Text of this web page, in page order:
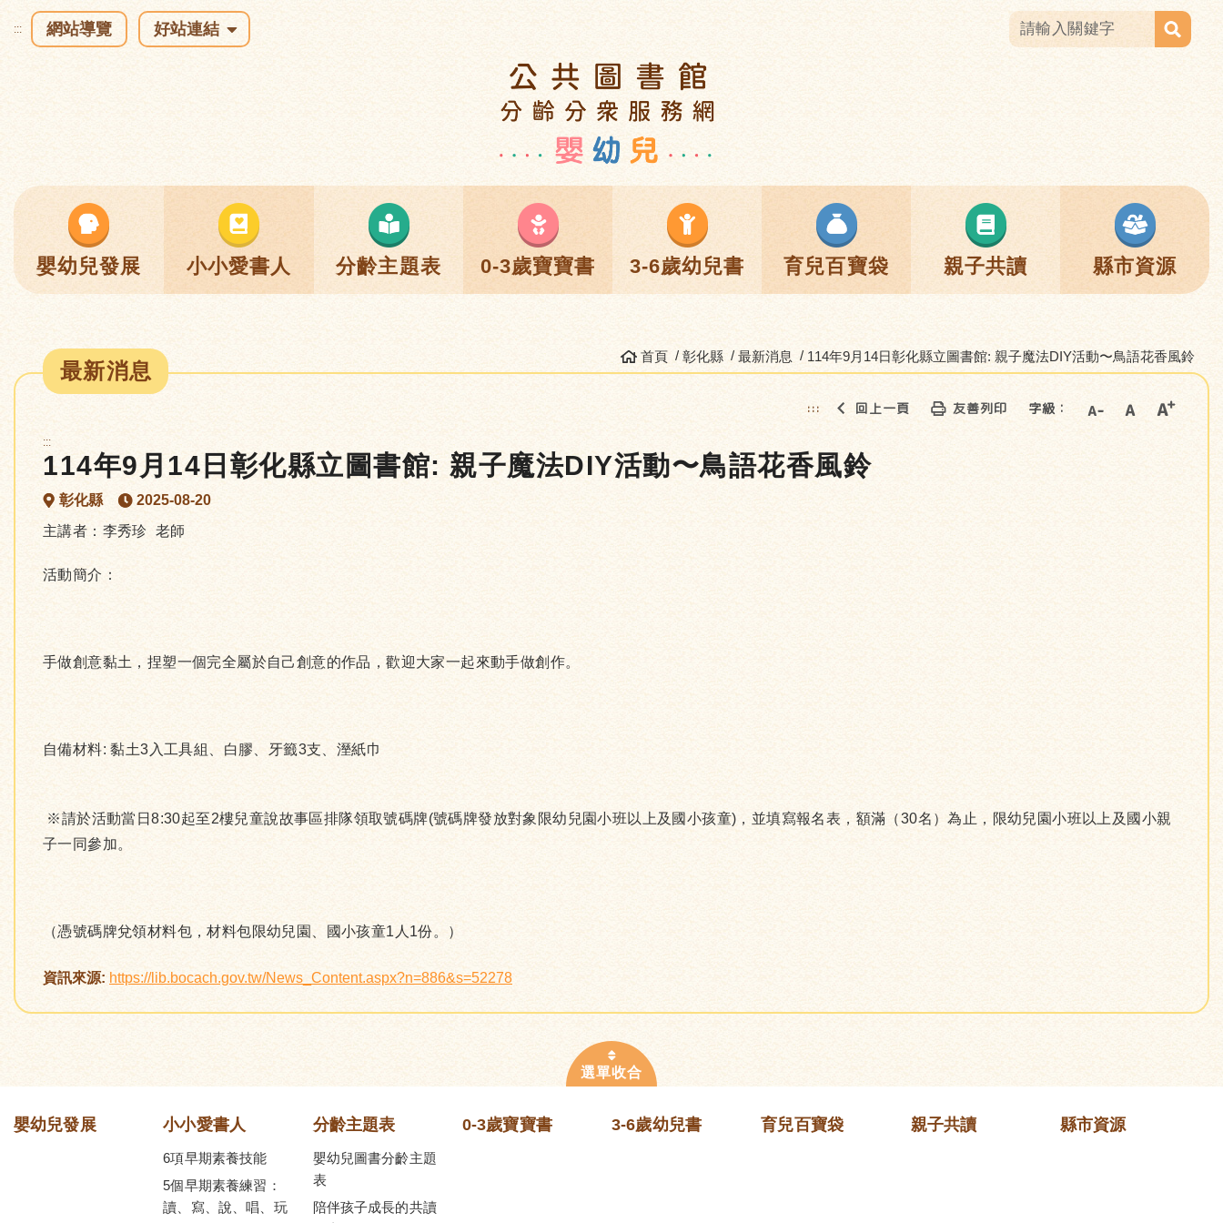
::: 網站導覽 好站連結
嬰幼兒發展 小小愛書人 分齡主題表 0-3歲寶寶書 3-6歲幼兒書 育兒百寶袋 親子共讀 縣市資源
首頁 彰化縣 最新消息 114年9月14日彰化縣立圖書館: 親子魔法DIY活動〜鳥語花香風鈴
最新消息
::: 回上一頁 友善列印 字級：
:::
114年9月14日彰化縣立圖書館: 親子魔法DIY活動〜鳥語花香風鈴
彰化縣
2025-08-20
主講者：李秀珍 老師
活動簡介：
手做創意黏土，捏塑一個完全屬於自己創意的作品，歡迎大家一起來動手做創作。
自備材料: 黏土3入工具組、白膠、牙籤3支、溼紙巾
※請於活動當日8:30起至2樓兒童說故事區排隊領取號碼牌(號碼牌發放對象限幼兒園小班以上及國小孩童)，並填寫報名表，額滿（30名）為止，限幼兒園小班以上及國小親
子一同參加。
（憑號碼牌兌領材料包，材料包限幼兒園、國小孩童1人1份。）
資訊來源: https://lib.bocach.gov.tw/News_Content.aspx?n=886&s=52278
嬰幼兒發展 小小愛書人
6項早期素養技能
5個早期素養練習：
讀、寫、說、唱、玩
分齡主題表
嬰幼兒圖書分齡主題
表
陪伴孩子成長的共讀
0-3歲寶寶書 3-6歲幼兒書 育兒百寶袋 親子共讀 縣市資源